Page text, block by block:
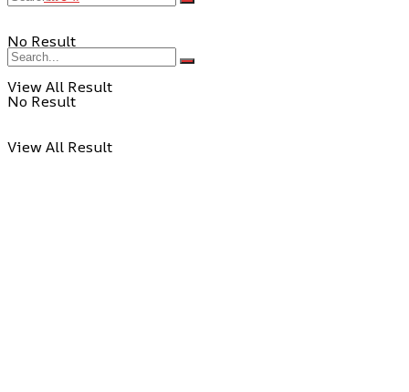
No Result
View All Result
No Result
View All Result